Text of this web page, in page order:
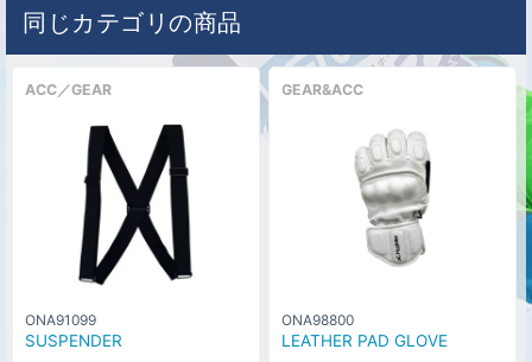
同じカテゴリの商品
ACC／GEAR
ONA91099
SUSPENDER
GEAR&ACC
ONA98800
LEATHER PAD GLOVE